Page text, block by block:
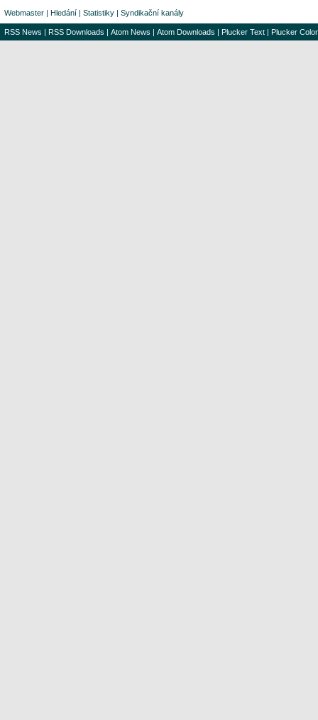
Webmaster | Hledání | Statistiky | Syndikační kanály
RSS News | RSS Downloads | Atom News | Atom Downloads | Plucker Text | Plucker Color